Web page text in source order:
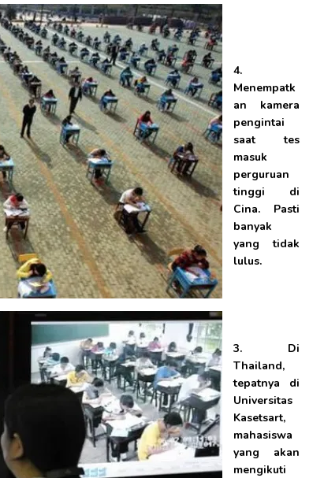
4.
Menempatk
an kamera
pengintai
saat tes
masuk
perguruan
tinggi di
Cina. Pasti
banyak
yang tidak
lulus.
3. Di
Thailand,
tepatnya di
Universitas
Kasetsart,
mahasiswa
yang akan
mengikuti